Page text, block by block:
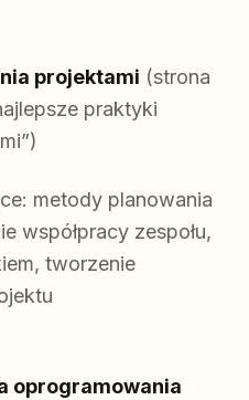
projektami (strona
praktyki
metody planowania
współpracy zespołu,
tworzenie
oprogramowania